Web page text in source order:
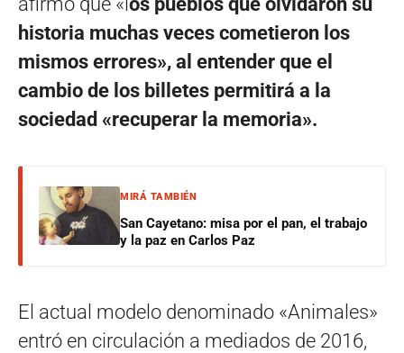
historia muchas veces cometieron los
mismos errores», al entender que el
cambio de los billetes permitirá a la
sociedad «recuperar la memoria».
MIRÁ TAMBIÉN
San Cayetano: misa por el pan, el trabajo
y la paz en Carlos Paz
El actual modelo denominado «Animales»
entró en circulación a mediados de 2016,